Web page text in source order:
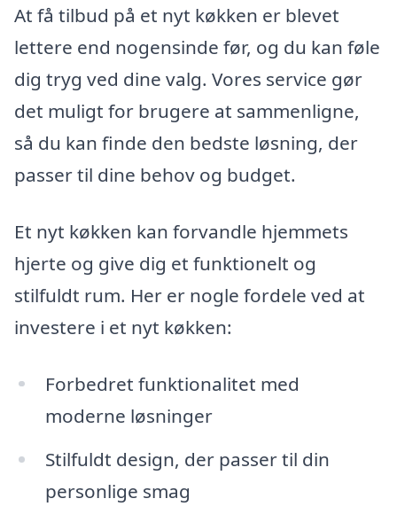
At få tilbud på et nyt køkken er blevet
lettere end nogensinde før, og du kan føle
dig tryg ved dine valg. Vores service gør
det muligt for brugere at sammenligne,
så du kan finde den bedste løsning, der
passer til dine behov og budget.
Et nyt køkken kan forvandle hjemmets
hjerte og give dig et funktionelt og
stilfuldt rum. Her er nogle fordele ved at
investere i et nyt køkken:
Forbedret funktionalitet med
moderne løsninger
Stilfuldt design, der passer til din
personlige smag